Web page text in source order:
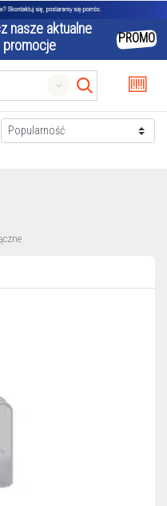
nasze aktualne
promocje
PROMO